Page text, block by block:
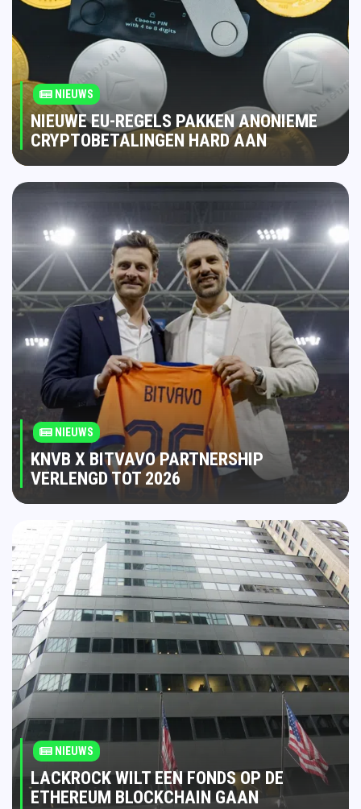
NIEUWS
NIEUWE EU-REGELS PAKKEN ANONIEME
CRYPTOBETALINGEN HARD AAN
NIEUWS
KNVB X BITVAVO PARTNERSHIP
VERLENGD TOT 2026
NIEUWS
LACKROCK WILT EEN FONDS OP DE
ETHEREUM BLOCKCHAIN GAAN